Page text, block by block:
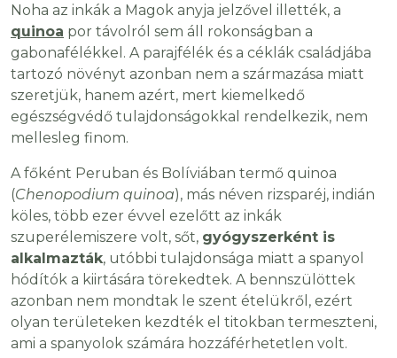
Noha az inkák a Magok anyja jelzővel illették, a
quinoa por távolról sem áll rokonságban a
gabonafélékkel. A parajfélék és a céklák családjába
tartozó növényt azonban nem a származása miatt
szeretjük, hanem azért, mert kiemelkedő
egészségvédő tulajdonságokkal rendelkezik, nem
mellesleg finom.
A főként Peruban és Bolíviában termő quinoa
(Chenopodium quinoa), más néven rizsparéj, indián
köles, több ezer évvel ezelőtt az inkák
szuperélemiszere volt, sőt, gyógyszerként is
alkalmazták, utóbbi tulajdonsága miatt a spanyol
hódítók a kiirtására törekedtek. A bennszülöttek
azonban nem mondtak le szent ételükről, ezért
olyan területeken kezdték el titokban termeszteni,
ami a spanyolok számára hozzáférhetetlen volt.